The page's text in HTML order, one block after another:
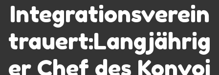
Integrationsverein
trauert:Langjährig
er Chef des Konvoi